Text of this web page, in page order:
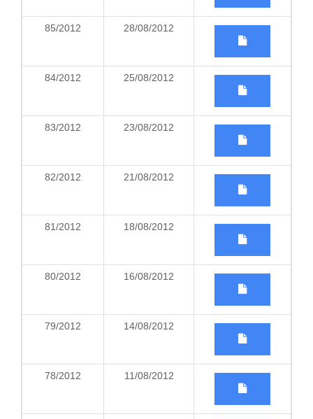
85/2012 28/08/2012
84/2012 25/08/2012
83/2012 23/08/2012
82/2012 21/08/2012
81/2012 18/08/2012
80/2012 16/08/2012
79/2012 14/08/2012
78/2012 11/08/2012